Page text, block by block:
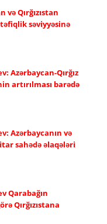
Qırğızıstan
səviyyəsinə
Azərbaycan-Qırğız
artırılması barədə
Azərbaycanın və
sahədə əlaqələri
Qarabağın
Qırğızıstana